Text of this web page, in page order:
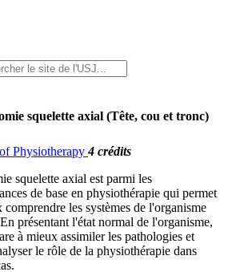
squelette axial (Tête, cou et tronc)
Physiotherapy4 crédits
squelette axial est parmi les
de base en physiothérapie qui permet
comprendre les systèmes de l'organisme
présentant l'état normal de l'organisme,
à mieux assimiler les pathologies et
le rôle de la physiothérapie dans